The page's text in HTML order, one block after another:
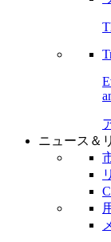
ニュース＆